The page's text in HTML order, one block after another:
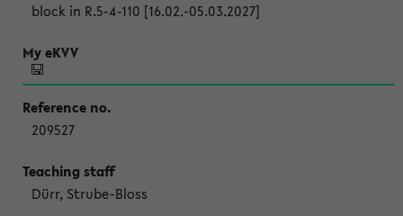
block in R.5-4-110 [16.02.-05.03.2027]
209527
Dürr, Strube-Bloss